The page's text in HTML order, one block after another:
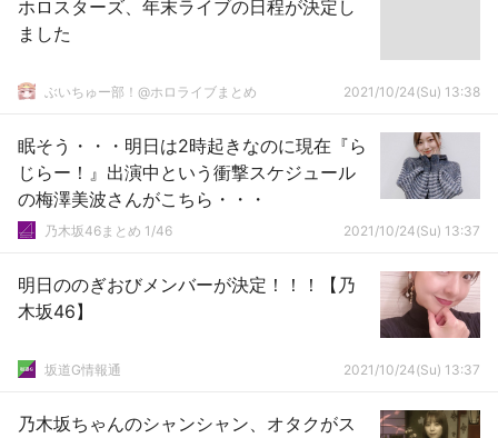
ホロスターズ、年末ライブの日程が決定し
ました
ぶいちゅー部！@ホロライブまとめ 2021/10/24(Su) 13:38
眠そう・・・明日は2時起きなのに現在『ら
じらー！』出演中という衝撃スケジュール
の梅澤美波さんがこちら・・・
乃木坂46まとめ 1/46 2021/10/24(Su) 13:37
明日ののぎおびメンバーが決定！！！【乃
木坂46】
坂道G情報通 2021/10/24(Su) 13:37
乃木坂ちゃんのシャンシャン、オタクがス